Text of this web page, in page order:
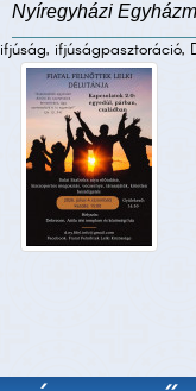
Nyíregyházi
ifjúság, ifjúságpasztoráció,